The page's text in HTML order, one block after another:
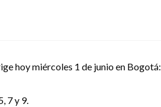
hoy miércoles 1 de junio en Bogotá:
7 y 9.